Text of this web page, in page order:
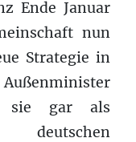
Ende Januar
nun
Strategie in
sie gar als